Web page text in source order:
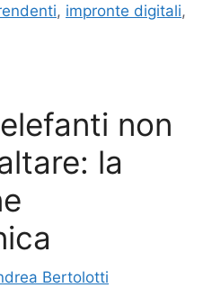
, impronte digitali,
non
la
Bertolotti